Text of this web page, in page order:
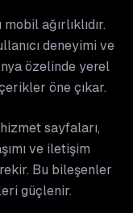
ağırlıklıdır.
deneyimi ve
özelinde yerel
öne çıkar.
sayfaları,
ve iletişim
Bu bileşenler
güçlenir.